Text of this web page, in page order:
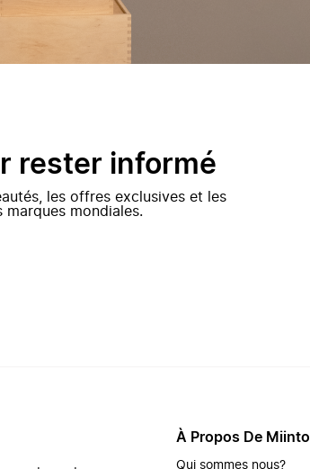
rester informé
les offres exclusives et les
mondiales.
À Propos De Miinto
Qui sommes nous?